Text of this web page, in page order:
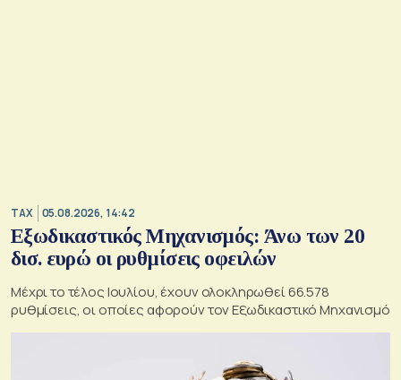
TAX 05.08.2026, 14:42
Εξωδικαστικός Μηχανισμός: Άνω των 20
δισ. ευρώ οι ρυθμίσεις οφειλών
Μέχρι το τέλος Ιουλίου, έχουν ολοκληρωθεί 66.578
ρυθμίσεις, οι οποίες αφορούν τον Εξωδικαστικό Μηχανισμό